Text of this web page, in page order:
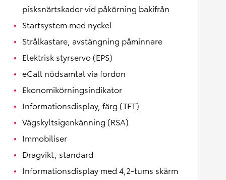
pisksnärtskador vid påkörning bakifrån
Startsystem med nyckel
Strålkastare, avstängning påminnare
Elektrisk styrservo (EPS)
eCall nödsamtal via fordon
Ekonomikörningsindikator
Informationsdisplay, färg (TFT)
Vägskyltsigenkänning (RSA)
Immobiliser
Dragvikt, standard
Informationsdisplay med 4,2-tums skärm